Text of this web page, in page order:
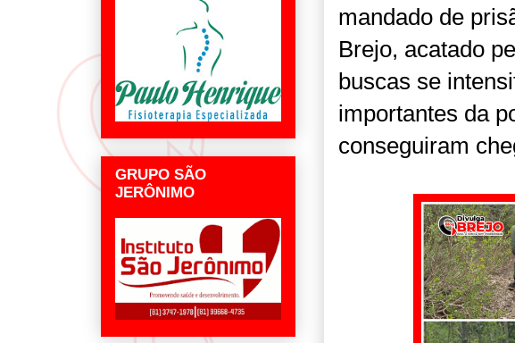
mandado de
Brejo, acatado
buscas se
importantes da
conseguiram
GRUPO SÃO
JERÔNIMO